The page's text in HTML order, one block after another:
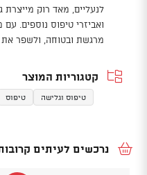
לנעליים, מאד רוק מייצרת
ואביזרי טיפוס נוספים.
מרגשת ובטוחה, ולשפר את
קטגוריות המוצר
טיפוס וגלישה טיפוס
נרכשים לעיתים